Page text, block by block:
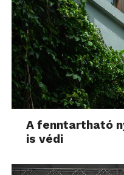
A fenntartható
is védi